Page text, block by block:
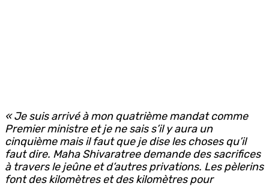
« Je suis arrivé à mon quatrième mandat comme
Premier ministre et je ne sais s’il y aura un
cinquième mais il faut que je dise les choses qu’il
faut dire. Maha Shivaratree demande des sacrifices
à travers le jeûne et d’autres privations. Les pèlerins
font des kilomètres et des kilomètres pour